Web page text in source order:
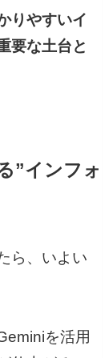
りやすいイ
要な土台と
”インフォ
ら、いよい
を活用